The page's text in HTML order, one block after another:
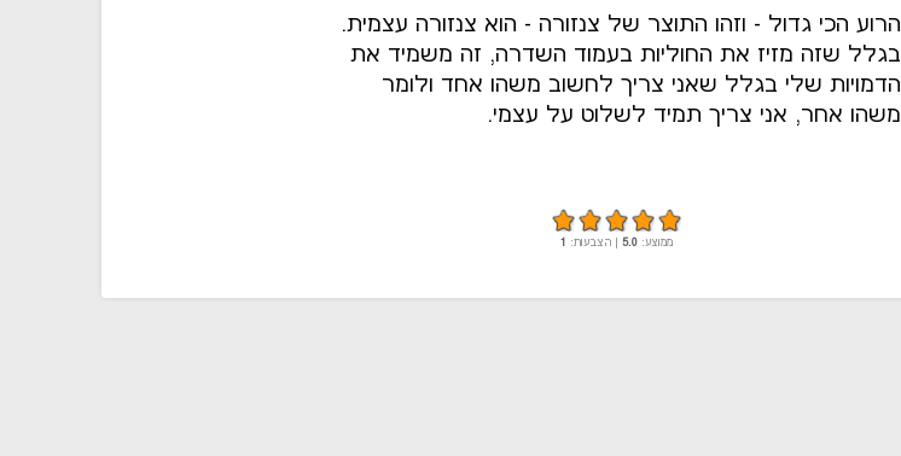
הרוע הכי גדול - וזהו התוצר של צנזורה - הוא צנזורה עצמית.
בגלל שזה מזיז את החוליות בעמוד השדרה, זה משמיד את
הדמויות שלי בגלל שאני צריך לחשוב משהו אחד ולומר
משהו אחר, אני צריך תמיד לשלוט על עצמי.
ממוצע:5.0 | הצבעות: 1